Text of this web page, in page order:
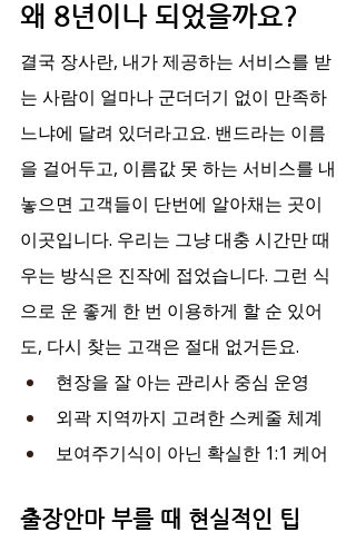
왜 8년이나 되었을까요?
결국 장사란, 내가 제공하는 서비스를 받
는 사람이 얼마나 군더더기 없이 만족하
느냐에 달려 있더라고요. 밴드라는 이름
을 걸어두고, 이름값 못 하는 서비스를 내
놓으면 고객들이 단번에 알아채는 곳이
이곳입니다. 우리는 그냥 대충 시간만 때
우는 방식은 진작에 접었습니다. 그런 식
으로 운 좋게 한 번 이용하게 할 순 있어
도, 다시 찾는 고객은 절대 없거든요.
현장을 잘 아는 관리사 중심 운영
외곽 지역까지 고려한 스케줄 체계
보여주기식이 아닌 확실한 1:1 케어
출장안마 부를 때 현실적인 팁